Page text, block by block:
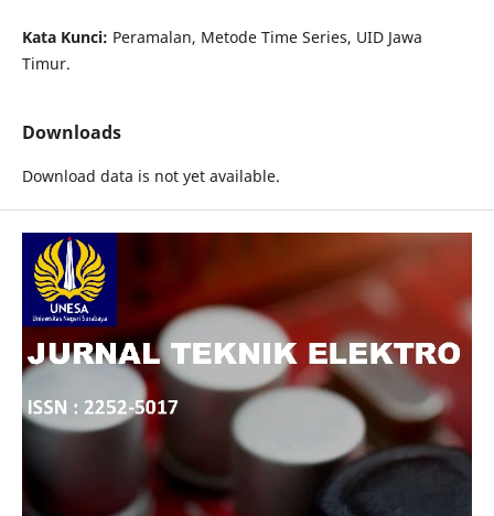
Kata Kunci: Peramalan, Metode Time Series, UID Jawa
Timur.
Downloads
Download data is not yet available.